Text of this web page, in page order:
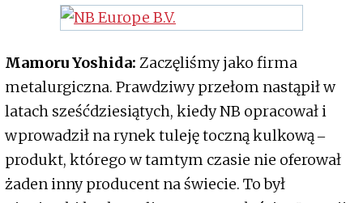
Mamoru Yoshida: Zaczęliśmy jako firma
metalurgiczna. Prawdziwy przełom nastąpił w
latach sześćdziesiątych, kiedy NB opracował i
wprowadził na rynek tuleję toczną kulkową ‒
produkt, którego w tamtym czasie nie oferował
żaden inny producent na świecie. To był